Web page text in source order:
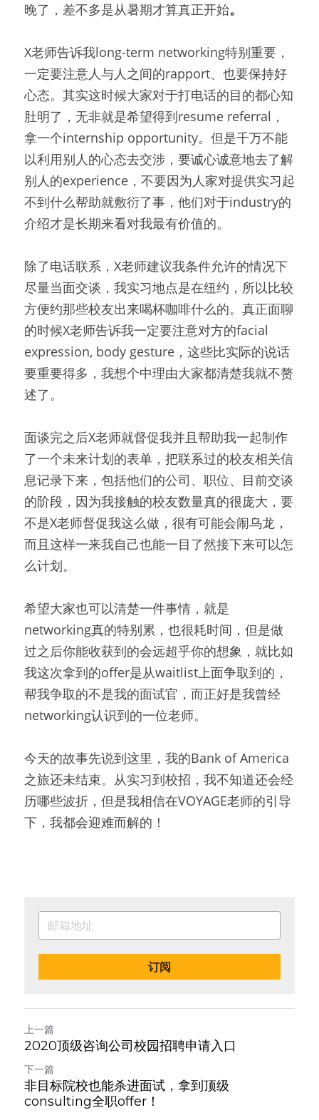
晚了，差不多是从暑期才算真正开始。
X老师告诉我long-term networking特别重要，
一定要注意人与人之间的rapport、也要保持好
心态。其实这时候大家对于打电话的目的都心知
肚明了，无非就是希望得到resume referral，
拿一个internship opportunity。但是千万不能
以利用别人的心态去交涉，要诚心诚意地去了解
别人的experience，不要因为人家对提供实习起
不到什么帮助就敷衍了事，他们对于industry的
介绍才是长期来看对我最有价值的。
除了电话联系，X老师建议我条件允许的情况下
尽量当面交谈，我实习地点是在纽约，所以比较
方便约那些校友出来喝杯咖啡什么的。真正面聊
的时候X老师告诉我一定要注意对方的facial
expression, body gesture，这些比实际的说话
要重要得多，我想个中理由大家都清楚我就不赘
述了。
面谈完之后X老师就督促我并且帮助我一起制作
了一个未来计划的表单，把联系过的校友相关信
息记录下来，包括他们的公司、职位、目前交谈
的阶段，因为我接触的校友数量真的很庞大，要
不是X老师督促我这么做，很有可能会闹乌龙，
而且这样一来我自己也能一目了然接下来可以怎
么计划。
希望大家也可以清楚一件事情，就是
networking真的特别累，也很耗时间，但是做
过之后你能收获到的会远超乎你的想象，就比如
我这次拿到的offer是从waitlist上面争取到的，
帮我争取的不是我的面试官，而正好是我曾经
networking认识到的一位老师。
今天的故事先说到这里，我的Bank of America
之旅还未结束。从实习到校招，我不知道还会经
历哪些波折，但是我相信在VOYAGE老师的引导
下，我都会迎难而解的！
订阅
上一篇
2020顶级咨询公司校园招聘申请入口
下一篇
非目标院校也能杀进面试，拿到顶级
consulting全职offer！